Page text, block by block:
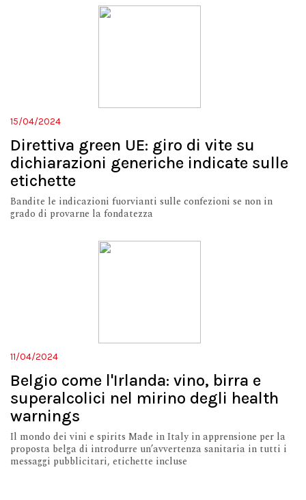
15/04/2024
Direttiva green UE: giro di vite su
dichiarazioni generiche indicate sulle
etichette
Bandite le indicazioni fuorvianti sulle confezioni se non in
grado di provarne la fondatezza
11/04/2024
Belgio come l'Irlanda: vino, birra e
superalcolici nel mirino degli health
warnings
Il mondo dei vini e spirits Made in Italy in apprensione per la
proposta belga di introdurre un’avvertenza sanitaria in tutti i
messaggi pubblicitari, etichette incluse